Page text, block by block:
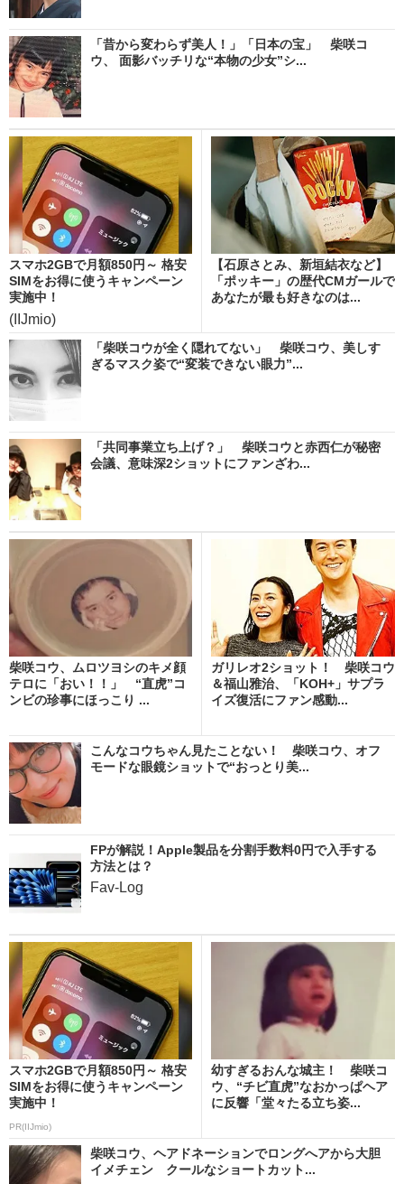
「昔から変わらず美人！」「日本の宝」 柴咲コ
ウ、 面影バッチリな“本物の少女”シ...
スマホ2GBで月額850円～ 格安
SIMをお得に使うキャンペーン
実施中！
(IIJmio)
【石原さとみ、新垣結衣など】
「ポッキー」の歴代CMガールで
あなたが最も好きなのは...
「柴咲コウが全く隠れてない」 柴咲コウ、美しす
ぎるマスク姿で“変装できない眼力”...
「共同事業立ち上げ？」 柴咲コウと赤西仁が秘密
会議、意味深2ショットにファンざわ...
柴咲コウ、ムロツヨシのキメ顔
テロに「おい！！」 “直虎”コ
ンビの珍事にほっこり ...
ガリレオ2ショット！ 柴咲コウ
＆福山雅治、「KOH+」サプラ
イズ復活にファン感動...
こんなコウちゃん見たことない！ 柴咲コウ、オフ
モードな眼鏡ショットで“おっとり美...
FPが解説！Apple製品を分割手数料0円で入手する
方法とは？
Fav-Log
スマホ2GBで月額850円～ 格安
SIMをお得に使うキャンペーン
実施中！
PR(IIJmio)
幼すぎるおんな城主！ 柴咲コ
ウ、“チビ直虎”なおかっぱヘア
に反響「堂々たる立ち姿...
柴咲コウ、ヘアドネーションでロングへアから大胆
イメチェン クールなショートカット...